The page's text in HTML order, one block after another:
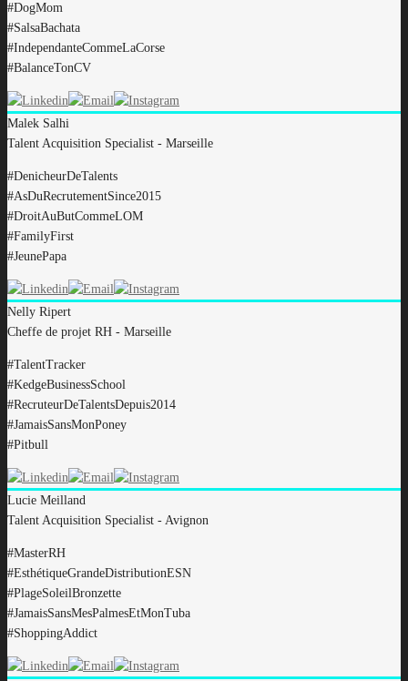
#DogMom
#SalsaBachata
#IndependanteCommeLaCorse
#BalanceTonCV
Malek Salhi
Talent Acquisition Specialist - Marseille
#DenicheurDeTalents
#AsDuRecrutementSince2015
#DroitAuButCommeLOM
#FamilyFirst
#JeunePapa
Nelly Ripert
Cheffe de projet RH - Marseille
#TalentTracker
#KedgeBusinessSchool
#RecruteurDeTalentsDepuis2014
#JamaisSansMonPoney
#Pitbull
Lucie Meilland
Talent Acquisition Specialist - Avignon
#MasterRH
#EsthétiqueGrandeDistributionESN
#PlageSoleilBronzette
#JamaisSansMesPalmesEtMonTuba
#ShoppingAddict